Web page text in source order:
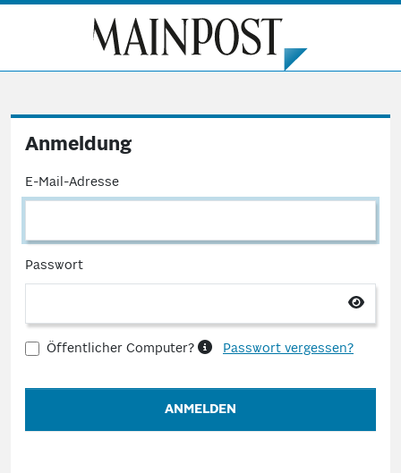
Anmeldung
E-Mail-Adresse
Passwort
Öffentlicher Computer? Passwort vergessen?
ANMELDEN